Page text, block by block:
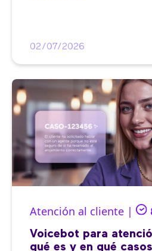
02/07/2026
Atención al cliente |
Voicebot para
qué es y en qué